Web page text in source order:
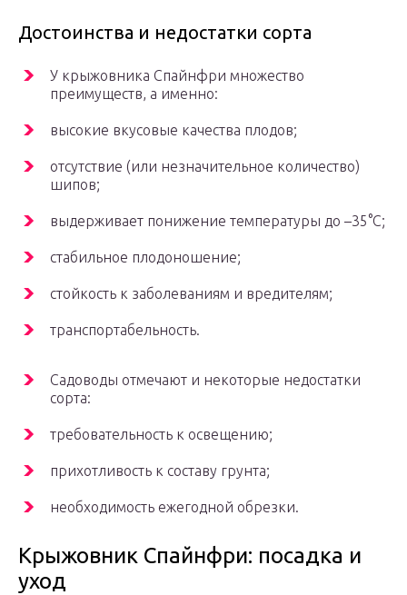
Достоинства и недостатки сорта
У крыжовника Спайнфри множество
преимуществ, а именно:
высокие вкусовые качества плодов;
отсутствие (или незначительное количество)
шипов;
выдерживает понижение температуры до –35°С;
стабильное плодоношение;
стойкость к заболеваниям и вредителям;
транспортабельность.
Садоводы отмечают и некоторые недостатки
сорта:
требовательность к освещению;
прихотливость к составу грунта;
необходимость ежегодной обрезки.
Крыжовник Спайнфри: посадка и
уход